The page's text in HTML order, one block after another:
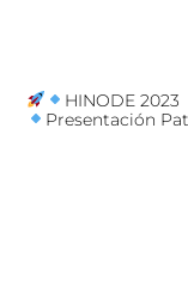
HINODE 2023
Presentación